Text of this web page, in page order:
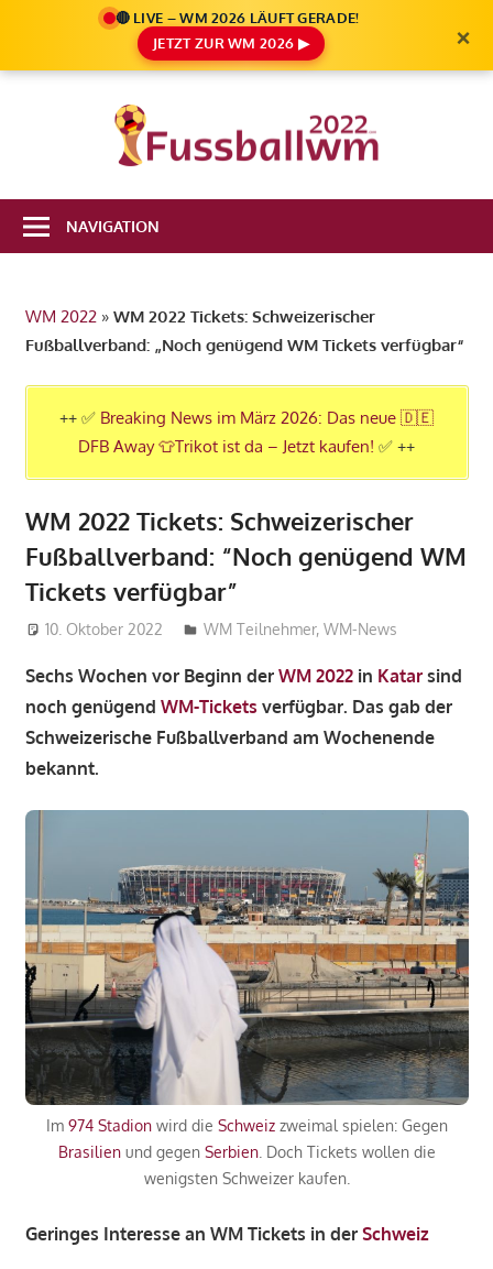
🔴 LIVE – WM 2026 LÄUFT GERADE!
JETZT ZUR WM 2026 ▶
×
Infos
in
Katar
NAVIGATION
WM 2022» WM 2022 Tickets: Schweizerischer
Fußballverband: „Noch genügend WM Tickets verfügbar“
++ ✅ Breaking News im März 2026: Das neue 🇩🇪
DFB Away 👕Trikot ist da – Jetzt kaufen! ✅ ++
WM 2022 Tickets: Schweizerischer
Fußballverband: “Noch genügend WM
Tickets verfügbar”
10. Oktober 2022 philipw
WM Teilnehmer,WM-News
Sechs Wochen vor Beginn der WM 2022in Katarsind
noch genügend WM-Tickets verfügbar. Das gab der
Schweizerische Fußballverband am Wochenende
bekannt.
Im 974 Stadionwird die Schweizzweimal spielen: Gegen
Brasilienund gegen Serbien. Doch Tickets wollen die
wenigsten Schweizer kaufen.
Geringes Interesse an WM Tickets in der Schweiz